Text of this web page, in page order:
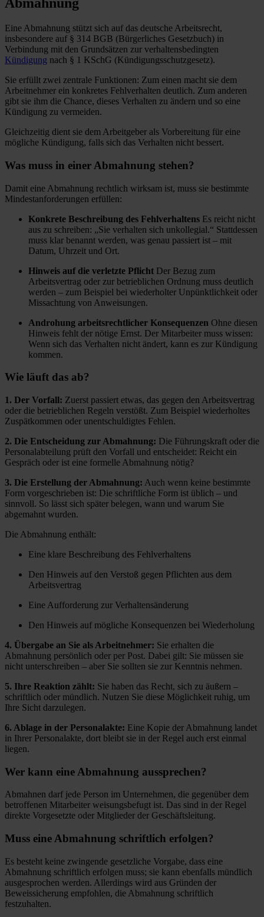
Abmahnung
Eine Abmahnung stützt sich auf das deutsche Arbeitsrecht,
insbesondere auf § 314 BGB (Bürgerliches Gesetzbuch) in
Verbindung mit den Grundsätzen zur verhaltensbedingten
Kündigung nach § 1 KSchG (Kündigungsschutzgesetz).
Sie erfüllt zwei zentrale Funktionen: Zum einen macht sie dem
Arbeitnehmer ein konkretes Fehlverhalten deutlich. Zum anderen
gibt sie ihm die Chance, dieses Verhalten zu ändern und so eine
Kündigung zu vermeiden.
Gleichzeitig dient sie dem Arbeitgeber als Vorbereitung für eine
mögliche Kündigung, falls sich das Verhalten nicht bessert.
Was muss in einer Abmahnung stehen?
Damit eine Abmahnung rechtlich wirksam ist, muss sie bestimmte
Mindestanforderungen erfüllen:
Konkrete Beschreibung des Fehlverhaltens Es reicht nicht
aus zu schreiben: „Sie verhalten sich unkollegial.“ Stattdessen
muss klar benannt werden, was genau passiert ist – mit
Datum, Uhrzeit und Ort.
Hinweis auf die verletzte Pflicht Der Bezug zum
Arbeitsvertrag oder zur betrieblichen Ordnung muss deutlich
werden – zum Beispiel bei wiederholter Unpünktlichkeit oder
Missachtung von Anweisungen.
Androhung arbeitsrechtlicher Konsequenzen Ohne diesen
Hinweis fehlt der nötige Ernst. Der Mitarbeiter muss wissen:
Wenn sich das Verhalten nicht ändert, kann es zur Kündigung
kommen.
Wie läuft das ab?
1. Der Vorfall: Zuerst passiert etwas, das gegen den Arbeitsvertrag
oder die betrieblichen Regeln verstößt. Zum Beispiel wiederholtes
Zuspätkommen oder unentschuldigtes Fehlen.
2. Die Entscheidung zur Abmahnung: Die Führungskraft oder die
Personalabteilung prüft den Vorfall und entscheidet: Reicht ein
Gespräch oder ist eine formelle Abmahnung nötig?
3. Die Erstellung der Abmahnung: Auch wenn keine bestimmte
Form vorgeschrieben ist: Die schriftliche Form ist üblich – und
sinnvoll. So lässt sich später belegen, wann und warum Sie
abgemahnt wurden.
Die Abmahnung enthält:
Eine klare Beschreibung des Fehlverhaltens
Den Hinweis auf den Verstoß gegen Pflichten aus dem
Arbeitsvertrag
Eine Aufforderung zur Verhaltensänderung
Den Hinweis auf mögliche Konsequenzen bei Wiederholung
4. Übergabe an Sie als Arbeitnehmer: Sie erhalten die
Abmahnung persönlich oder per Post. Dabei gilt: Sie müssen sie
nicht unterschreiben – aber Sie sollten sie zur Kenntnis nehmen.
5. Ihre Reaktion zählt: Sie haben das Recht, sich zu äußern –
schriftlich oder mündlich. Nutzen Sie diese Möglichkeit ruhig, um
Ihre Sicht darzulegen.
6. Ablage in der Personalakte: Eine Kopie der Abmahnung landet
in Ihrer Personalakte, dort bleibt sie in der Regel auch erst einmal
liegen.
Wer kann eine Abmahnung aussprechen?
Abmahnen darf jede Person im Unternehmen, die gegenüber dem
betroffenen Mitarbeiter weisungsbefugt ist. Das sind in der Regel
direkte Vorgesetzte oder Mitglieder der Geschäftsleitung.
Muss eine Abmahnung schriftlich erfolgen?
Es besteht keine zwingende gesetzliche Vorgabe, dass eine
Abmahnung schriftlich erfolgen muss; sie kann ebenfalls mündlich
ausgesprochen werden. Allerdings wird aus Gründen der
Beweissicherung empfohlen, die Abmahnung schriftlich
festzuhalten.